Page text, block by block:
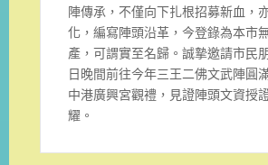
陣傳承，不僅向下扎根招募新血，
化，編寫陣頭沿革，今登錄為本市
產，可謂實至名歸。誠摯邀請市民
日晚間前往今年三王二佛文武陣圓
中港廣興宮觀禮，見證陣頭文資授
耀。